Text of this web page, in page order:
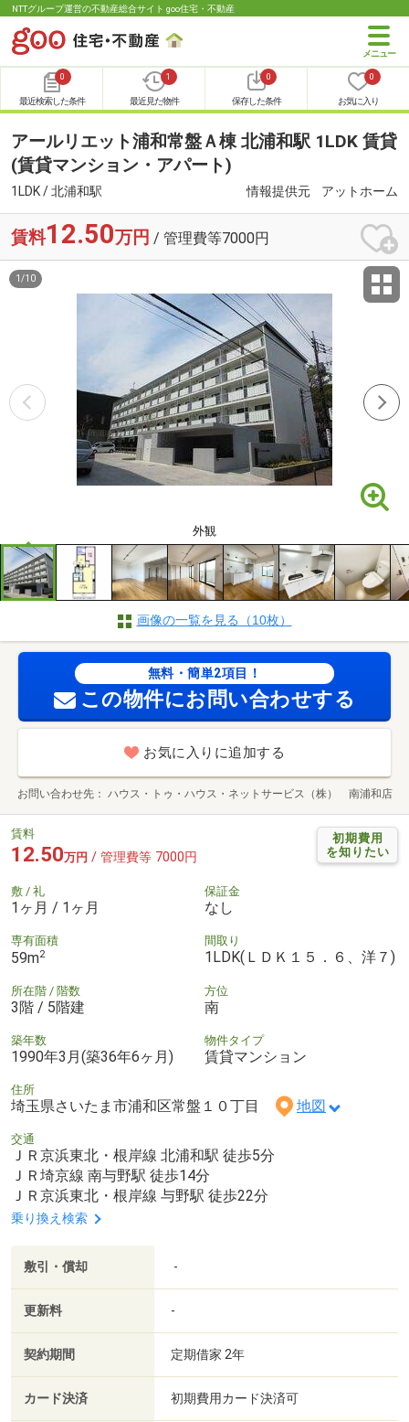
NTTグループ運営の不動産総合サイト goo住宅・不動産
0
最近検索した条件
1
最近見た物件
0
保存した条件
0
お気に入り
アールリエット浦和常盤Ａ棟 北浦和駅 1LDK 賃貸
(賃貸マンション・アパート)
1LDK / 北浦和駅 情報提供元 アットホーム
賃料12.50万円 / 管理費等7000円
外観
1 /10
画像の一覧を見る（10枚）
無料・簡単2項目！
この物件にお問い合わせする
お気に入りに追加する
お問い合わせ先 ハウス・トゥ・ハウス・ネットサービス（株） 南浦和店
初期費用
を知りたい
賃料
12.50万円 / 管理費等 7000円
敷 / 礼
1ヶ月 / 1ヶ月
保証金
なし
専有面積
59m2
間取り
1LDK(ＬＤＫ１５．６、洋７)
所在階 / 階数
3階 / 5階建
方位
南
築年数
1990年3月(築36年6ヶ月)
物件タイプ
賃貸マンション
住所
埼玉県さいたま市浦和区常盤１０丁目 地図
交通
ＪＲ京浜東北・根岸線 北浦和駅 徒歩5分
ＪＲ埼京線 南与野駅 徒歩14分
ＪＲ京浜東北・根岸線 与野駅 徒歩22分
乗り換え検索
敷引・償却 -
更新料 -
契約期間 定期借家 2年
カード決済 初期費用カード決済可